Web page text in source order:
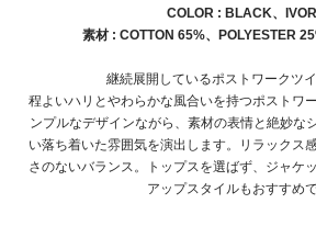
COLOR : BLACK、
素材 : COTTON 65%、POLYESTER
継続展開しているポストワークツイ
程よいハリとやわらかな風合いを持つポストワ
ンプルなデザインながら、素材の表情と絶妙な
い落ち着いた雰囲気を演出します。リラックス
さのないバランス。トップスを選ばず、ジャケ
アップスタイルもおすすめで